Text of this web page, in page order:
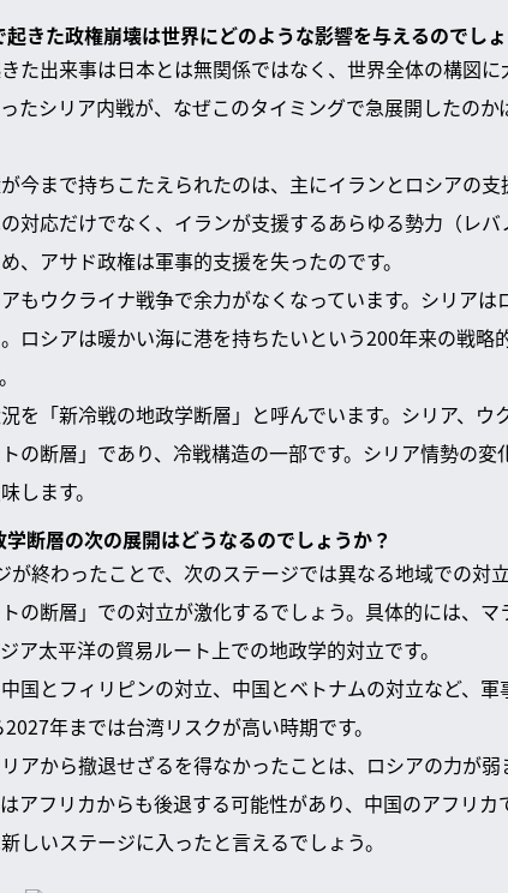
起きた政権崩壊は世界にどのような影響を与えるのでし
た出来事は日本とは無関係ではなく、世界全体の構図
たシリア内戦が、なぜこのタイミングで急展開したの
今まで持ちこたえられたのは、主にイランとロシアの
対応だけでなく、イランが支援するあらゆる勢力（レ
、アサド政権は軍事的支援を失ったのです。
もウクライナ戦争で余力がなくなっています。シリア
ロシアは暖かい海に港を持ちたいという200年来の戦略
を「新冷戦の地政学断層」と呼んでいます。シリア、
の断層」であり、冷戦構造の一部です。シリア情勢の
します。
学断層の次の展開はどうなるのでしょうか？
が終わったことで、次のステージでは異なる地域での対
トの断層」での対立が激化するでしょう。具体的には、
ア太平洋の貿易ルート上での地政学的対立です。
国とフィリピンの対立、中国とベトナムの対立など、
年までは台湾リスクが高い時期です。
アから撤退せざるを得なかったことは、ロシアの力が
アフリカからも後退する可能性があり、中国のアフリ
しいステージに入ったと言えるでしょう。